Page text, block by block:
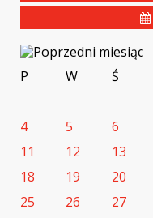
P
W Ś
4
5 6
11
12 13
18
19 20
25
26 27